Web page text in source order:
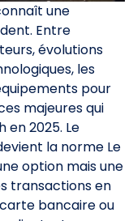
une
Entre
évolutions
les
pour
majeures qui
en 2025. Le
la norme Le
option mais une
transactions en
bancaire ou